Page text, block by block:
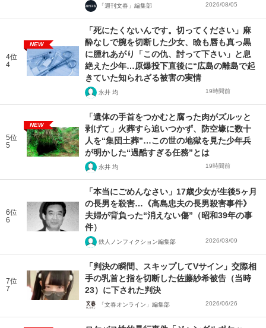
「週刊文春」編集部 2026/08/05
4位
4
NEW
「死にたくないんです。切ってください」麻
酔なしで腕を切断した少女、瞼も唇も真っ黒
に腫れあがり「この仇、討って下さい」と息
絶えた少年…原爆投下直後に“広島の離島で起
きていた知られざる被害の実情
永井 均 19時間前
5位
5
NEW
「遺体の手首をつかむと腐った肉がズルッと
剥げて」火葬すら追いつかず、防空壕に数十
人を“集団土葬”…この世の地獄を見た少年兵
が明かした“過酷すぎる任務”とは
永井 均 19時間前
6位
6
「本当にごめんなさい」17歳少女が生後5ヶ月
の長男を殺害…《高島忠夫の長男殺害事件》
夫婦が背負った“消えない傷”（昭和39年の事
件）
鉄人ノンフィクション編集部 2026/03/09
7位
7
「判決の瞬間、スキップしてVサイン」交際相
手の乳首と指を切断した佐藤紗希被告（当時
23）に下された判決
「文春オンライン」編集部 2026/06/26